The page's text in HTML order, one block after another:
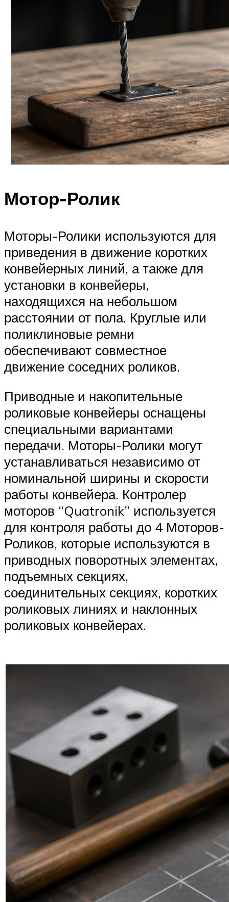
Мотор-Ролик
Моторы-Ролики используются для
приведения в движение коротких
конвейерных линий, а также для
установки в конвейеры,
находящихся на небольшом
расстоянии от пола. Круглые или
поликлиновые ремни
обеспечивают совместное
движение соседних роликов.
Приводные и накопительные
роликовые конвейеры оснащены
специальными вариантами
передачи. Моторы-Ролики могут
устанавливаться независимо от
номинальной ширины и скорости
работы конвейера. Контролер
моторов “Quatronik” используется
для контроля работы до 4 Моторов-
Роликов, которые используются в
приводных поворотных элементах,
подъемных секциях,
соединительных секциях, коротких
роликовых линиях и наклонных
роликовых конвейерах.